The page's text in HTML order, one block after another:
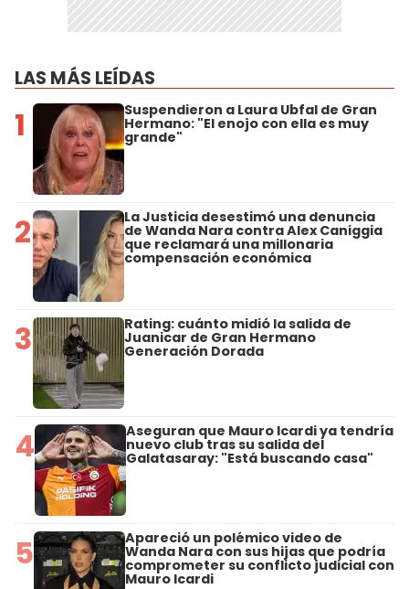
LAS MÁS LEÍDAS
1 Suspendieron a Laura Ubfal de Gran
Hermano: "El enojo con ella es muy
grande"
2 La Justicia desestimó una denuncia
de Wanda Nara contra Alex Caniggia
que reclamará una millonaria
compensación económica
3 Rating: cuánto midió la salida de
Juanicar de Gran Hermano
Generación Dorada
4 Aseguran que Mauro Icardi ya tendría
nuevo club tras su salida del
Galatasaray: "Está buscando casa"
5 Apareció un polémico video de
Wanda Nara con sus hijas que podría
comprometer su conflicto judicial con
Mauro Icardi